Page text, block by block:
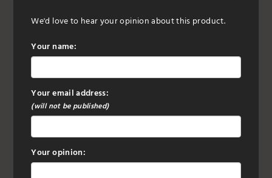
We'd love to hear your opinion about this product.
Your name:
Your email address:
(will not be published)
Your opinion: